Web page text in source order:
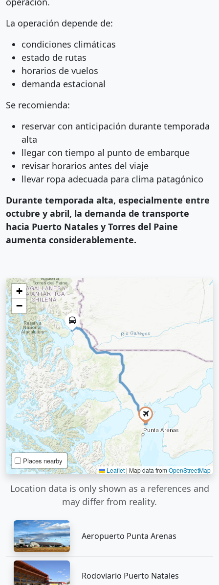
La operación depende de:
condiciones climáticas
estado de rutas
horarios de vuelos
demanda estacional
Se recomienda:
reservar con anticipación durante temporada
alta
llegar con tiempo al punto de embarque
revisar horarios antes del viaje
llevar ropa adecuada para clima patagónico
Durante temporada alta, especialmente entre
octubre y abril, la demanda de transporte
hacia Puerto Natales y Torres del Paine
aumenta considerablemente.
+
−
Places nearby
Leaflet | Map data from OpenStreetMap
Location data is only shown as a references and
may differ from reality.
Aeropuerto Punta Arenas
Rodoviario Puerto Natales